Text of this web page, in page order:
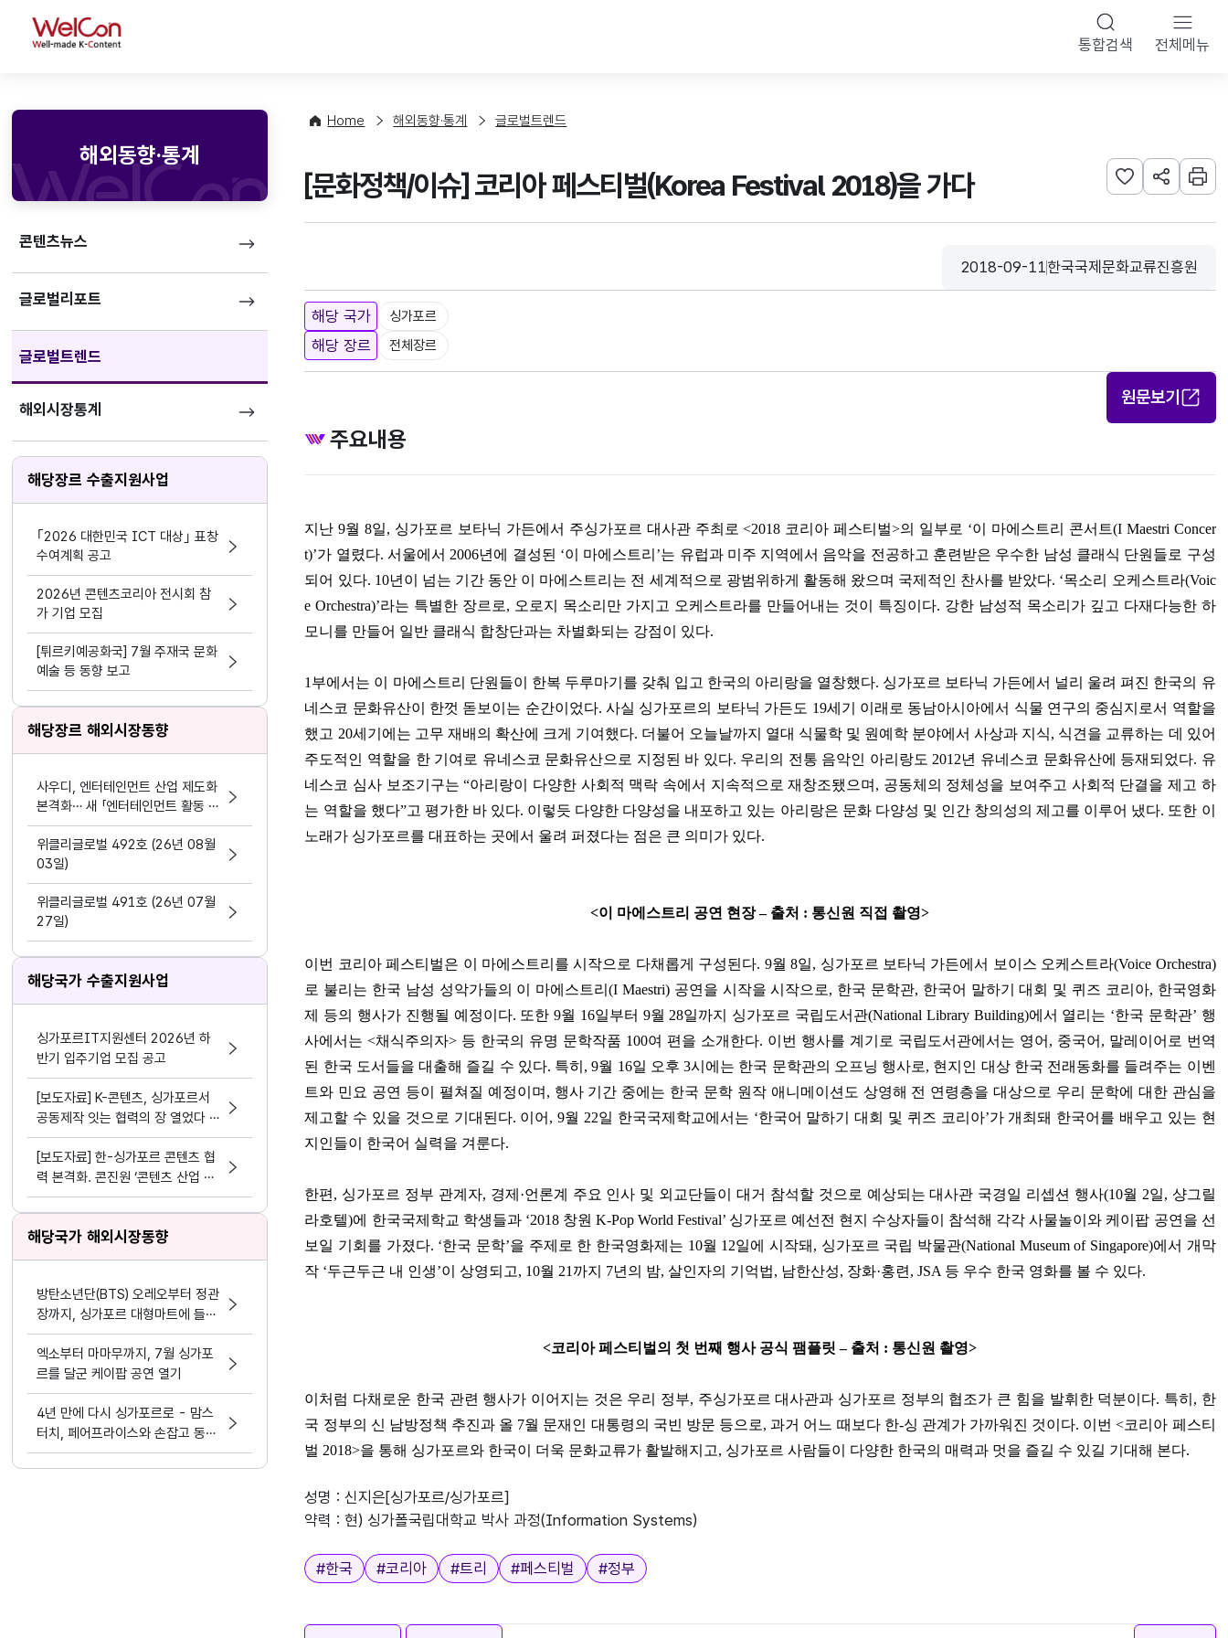
WelCon 통합검색 전체메뉴
해외동향·통계
콘텐츠뉴스
글로벌리포트
글로벌트렌드
해외시장통계
해당장르 수출지원사업
｢2026 대한민국 ICT 대상｣ 표창
수여계획 공고
2026년 콘텐츠코리아 전시회 참
가 기업 모집
[튀르키예공화국] 7월 주재국 문화
예술 등 동향 보고
해당장르 해외시장동향
사우디, 엔터테인먼트 산업 제도화
본격화… 새 「엔터테인먼트 활동 및
지원 활동법」 제정
위클리글로벌 492호 (26년 08월
03일)
위클리글로벌 491호 (26년 07월
27일)
해당국가 수출지원사업
싱가포르IT지원센터 2026년 하
반기 입주기업 모집 공고
[보도자료] K-콘텐츠, 싱가포르서
공동제작 잇는 협력의 장 열었다 콘
진원, ‘K-콘텐츠 IP 엑셀레이트 데
이 2026’성료
[보도자료] 한-싱가포르 콘텐츠 협
력 본격화. 콘진원 ‘콘텐츠 산업 생
태계 교류·연수 프로그램’ 성료
해당국가 해외시장동향
방탄소년단(BTS) 오레오부터 정관
장까지, 싱가포르 대형마트에 들어
온 ‘생활 속 한류’
엑소부터 마마무까지, 7월 싱가포
르를 달군 케이팝 공연 열기
4년 만에 다시 싱가포르로 - 맘스
터치, 페어프라이스와 손잡고 동남
아 공략
Home 해외동향·통계 글로벌트렌드
[문화정책/이슈] 코리아 페스티벌(Korea Festival 2018)을 가다 관심사 등록하기
URL 공유하
인쇄
등록일
2018-09-11
수집기관
한국국제문화교류진흥원
해당 국가 싱가포르
해당 장르 전체장르
원문보기
주요내용
지난9월8일, 싱가포르 보타닉 가든에서 주싱가포르 대사관 주최로<2018 코리아 페스티벌>의 일부로 ‘이 마에스트리 콘서트(I Maestri Concer
t)’가 열렸다.서울에서 2006년에 결성된 ‘이 마에스트리 ’는 유럽과 미주 지역에서 음악을 전공하고 훈련받은 우수한 남성 클래식 단원들로 구성
되어 있다. 10년이 넘는 기간 동안 이 마에스트리는 전 세계적으로 광범위하게 활동해 왔으며 국제적인 찬사를 받았다. ‘목소리 오케스트라(Voic
e Orchestra)’라는 특별한 장르로, 오로지 목소리만 가지고 오케스트라를 만들어내는 것이 특징이다. 강한 남성적 목소리가 깊고 다재다능한 하
모니를 만들어 일반 클래식 합창단과는 차별화되는 강점이 있다.
1 부에서는 이 마에스트리 단원들이 한복 두루마기를 갖춰 입고 한국의 아리랑을 열창했다. 싱가포르 보타닉 가든에서 널리 울려 펴진 한국의 유
네스코 문화유산이 한껏 돋보이는 순간이었다.사실 싱가포르의 보타닉 가든도 19세기 이래로 동남아시아에서 식물 연구의 중심지로서 역할을
했고 20세기에는 고무 재배의 확산에 크게 기여했다. 더불어 오늘날까지 열대 식물학 및 원예학 분야에서 사상과 지식, 식견을 교류하는 데 있어
주도적인 역할을 한 기여로 유네스코 문화유산으로 지정된 바 있다. 우리의 전통 음악인 아리랑도 2012년 유네스코 문화유산에 등재되었다. 유
네스코 심사 보조기구는“아리랑이 다양한 사회적 맥락 속에서 지속적으로 재창조됐으며 , 공동체의 정체성을 보여주고 사회적 단결을 제고 하
는 역할을 했다”고 평가한 바 있다. 이렇듯 다양한 다양성을 내포하고 있는 아리랑은 문화 다양성 및 인간 창의성의 제고를 이루어 냈다. 또한 이
노래가 싱가포르를 대표하는 곳에서 울려 퍼졌다는 점은 큰 의미가 있다.
<이 마에스트리 공연 현장– 출처 : 통신원 직접 촬영>
이번 코리아 페스티벌은 이 마에스트리를 시작으로 다채롭게 구성된다. 9월8일, 싱가포르 보타닉 가든에서 보이스 오케스트라(Voice Orchestra)
로 불리는 한국 남성 성악가들의 이 마에스트리(I Maestri) 공연을 시작을 시작으로, 한국 문학관, 한국어 말하기 대회 및 퀴즈 코리아, 한국영화
제 등의 행사가 진행될 예정이다. 또한9월 16일부터 9월 28일까지 싱가포르 국립도서관(National Library Building)에서 열리는 ‘한국 문학관’ 행
사에서는<채식주의자> 등 한국의 유명 문학작품 100여 편을 소개한다. 이번 행사를 계기로 국립도서관에서는 영어 , 중국어 , 말레이어로 번역
된 한국 도서들을 대출해 즐길 수 있다. 특히 , 9월 16일 오후3시에는 한국 문학관의 오프닝 행사로, 현지인 대상 한국 전래동화를 들려주는 이벤
트와 민요 공연 등이 펼쳐질 예정이며 , 행사 기간 중에는 한국 문학 원작 애니메이션도 상영해 전 연령층을 대상으로 우리 문학에 대한 관심을
제고할 수 있을 것으로 기대된다. 이어 , 9월 22일 한국국제학교에서는 ‘한국어 말하기 대회 및 퀴즈 코리아’가 개최돼 한국어를 배우고 있는 현
지인들이 한국어 실력을 겨룬다.
한편 , 싱가포르 정부 관계자, 경제 ·언론계 주요 인사 및 외교단들이 대거 참석할 것으로 예상되는 대사관 국경일 리셉션 행사(10월 2일, 샹그릴
라호텔)에 한국국제학교 학생들과 ‘2018 창원 K-Pop World Festival’ 싱가포르 예선전 현지 수상자들이 참석해 각각 사물놀이와 케이팝 공연을 선
보일 기회를 가졌다. ‘한국 문학’을 주제로 한 한국영화제는 10월 12일에 시작돼 , 싱가포르 국립 박물관(National Museum of Singapore)에서 개막
작 ‘두근두근 내 인생’이 상영되고, 10월 21 까지 7년의 밤,살인자의 기억법, 남한산성, 장화·홍련 , JSA 등 우수 한국 영화를 볼 수 있다.
<코리아 페스티벌의 첫 번째 행사 공식 팸플릿– 출처 : 통신원 촬영>
이처럼 다채로운 한국 관련 행사가 이어지는 것은 우리 정부, 주싱가포르 대사관과 싱가포르 정부의 협조가 큰 힘을 발휘한 덕분이다. 특히 , 한
국 정부의 신 남방정책 추진과 올 7월 문재인 대통령의 국빈 방문 등으로,과거 어느 때보다 한-싱 관계가 가까워진 것이다. 이번<코리아 페스티
벌 2018>을 통해 싱가포르와 한국이 더욱 문화교류가 활발해지고, 싱가포르 사람들이 다양한 한국의 매력과 멋을 즐길 수 있길 기대해 본다.
성명 : 신지은[싱가포르/싱가포르]
약력 : 현) 싱가폴국립대학교 박사 과정(Information Systems)
태그
#한국 #코리아 #트리 #페스티벌 #정부